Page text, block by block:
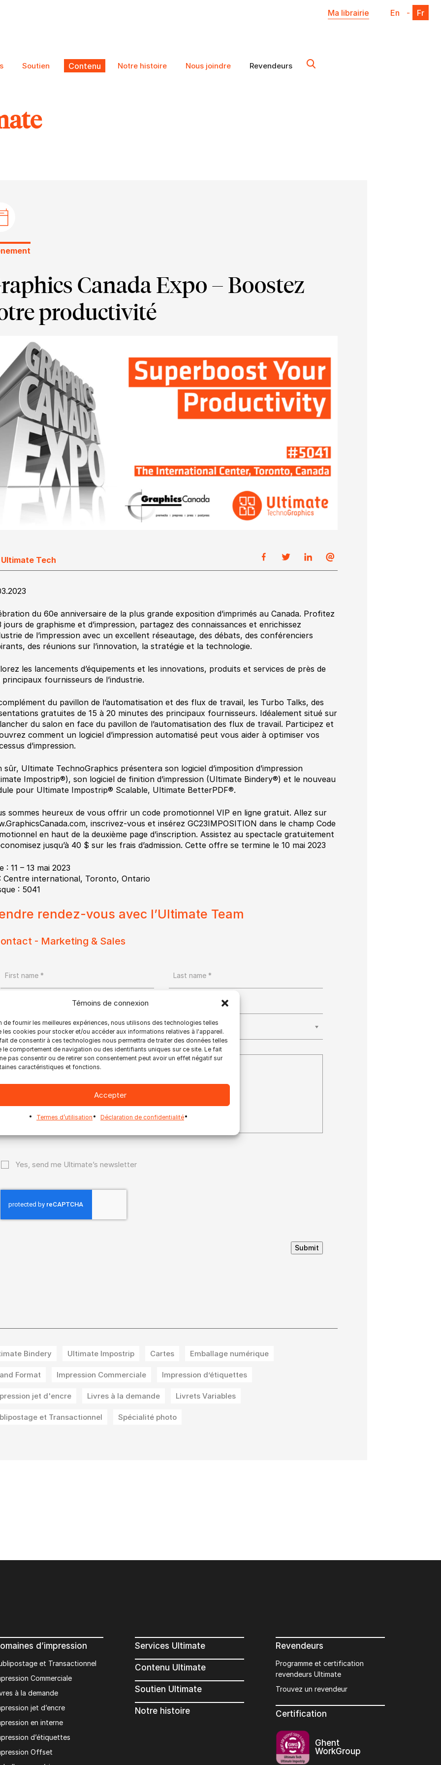
Témoins de connexion
de fournir les meilleures expériences, nous utilisons des technologies telles
les cookies pour stocker et/ou accéder aux informations relatives à l'appareil.
de consentir à ces technologies nous permettra de traiter des données telles
le comportement de navigation ou des identifiants uniques sur ce site. Le fait
pas consentir ou de retirer son consentement peut avoir un effet négatif sur
caractéristiques et fonctions.
Accepter
Termes d’utilisation Déclaration de confidentialité
Ma librairie En - Fr
Soutien Contenu Notre histoire Nous joindre Revendeurs
Canada Expo – Boostez
productivité
Tech
du 60e anniversaire de la plus grande exposition d’imprimés au Canada. Profitez
jours de graphisme et d’impression, partagez des connaissances et enrichissez
de l’impression avec un excellent réseautage, des débats, des conférenciers
des réunions sur l’innovation, la stratégie et la technologie.
les lancements d’équipements et les innovations, produits et services de près de
principaux fournisseurs de l’industrie.
du pavillon de l’automatisation et des flux de travail, les Turbo Talks, des
gratuites de 15 à 20 minutes des principaux fournisseurs. Idéalement situé sur
du salon en face du pavillon de l’automatisation des flux de travail. Participez et
comment un logiciel d’impression automatisé peut vous aider à optimiser vos
d’impression.
sûr, Ultimate TechnoGraphics présentera son logiciel d’imposition d’impression
Impostrip®), son logiciel de finition d’impression (Ultimate Bindery®) et le nouveau
pour Ultimate Impostrip® Scalable, Ultimate BetterPDF®.
sommes heureux de vous offrir un code promotionnel VIP en ligne gratuit. Allez sur
inscrivez-vous et insérez GC23IMPOSITION dans le champ Code
en haut de la deuxième page d’inscription. Assistez au spectacle gratuitement
jusqu’à 40 $ sur les frais d’admission. Cette offre se termine le 10 mai 2023
: 11 – 13 mai 2023
Centre international, Toronto, Ontario
: 5041
rendez-vous avec l’Ultimate Team
- Marketing & Sales
Country *
Yes, send me Ultimate’s newsletter
Submit
Bindery Ultimate Impostrip Cartes Emballage numérique
Format Impression Commerciale Impression d’étiquettes
jet d'encre Livres à la demande Livrets Variables
et Transactionnel Spécialité photo
d’impression
et Transactionnel
Commerciale
à la demande
jet d’encre
en interne
d’étiquettes
Offset
Services Ultimate
Contenu Ultimate
Soutien Ultimate
Notre histoire
Revendeurs
Programme et certification
revendeurs Ultimate
Trouvez un revendeur
Certification
Ghent
WorkGroup